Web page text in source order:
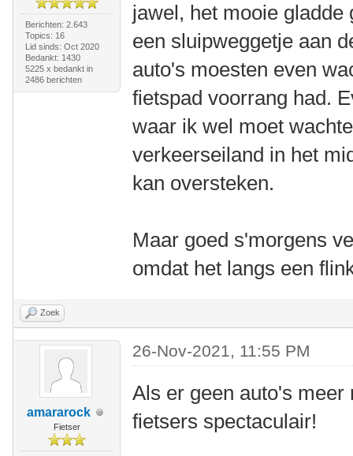
Berichten: 2.643
Topics: 16
Lid sinds: Oct 2020
Bedankt: 1430
5225 x bedankt in
2486 berichten
jawel, het mooie
een sluipweggetje aan
auto's moesten even
fietspad voorrang had.
waar ik wel moet
verkeerseiland in het
kan oversteken.
Maar goed s'morgens
omdat het langs een
Zoek
amararock
Fietser
26-Nov-2021, 11:55 PM
Als er geen auto's
fietsers spectaculair!